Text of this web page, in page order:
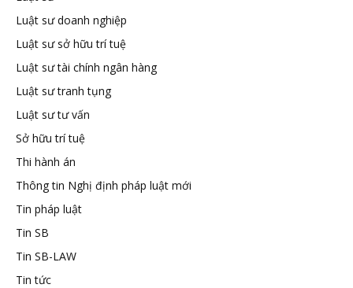
hữu
tuệ
Luật sư doanh nghiệp
Luật sư sở hữu trí tuệ
Luật sư tài chính ngân hàng
Luật sư tranh tụng
Luật sư tư vấn
Sở hữu trí tuệ
Thi hành án
Thông tin Nghị định pháp luật mới
Tin pháp luật
Tin SB
Tin SB-LAW
Tin tức